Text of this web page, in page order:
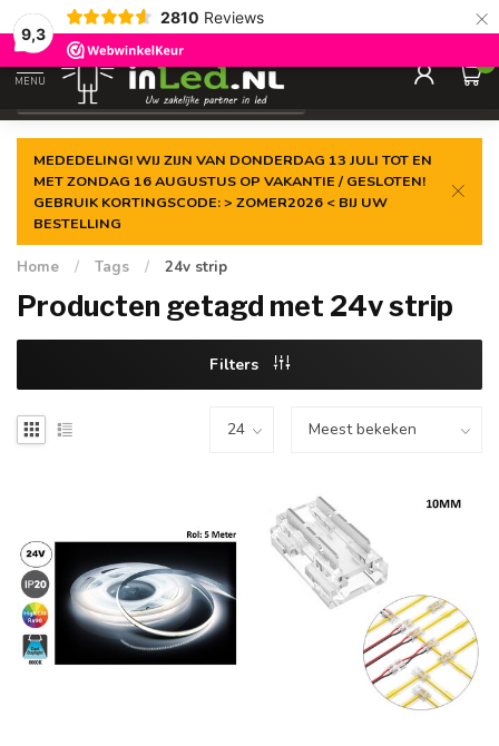
9,3
2810 Reviews ×
Gegarandeerde delaagste prijs
MENU
0
MEDEDELING! WIJ ZIJN VAN DONDERDAG 13 JULI TOT EN
MET ZONDAG 16 AUGUSTUS OP VAKANTIE / GESLOTEN!
GEBRUIK KORTINGSCODE: > ZOMER2026 < BIJ UW
BESTELLING
Home / Tags / 24v strip
Producten getagd met 24v strip
Filters